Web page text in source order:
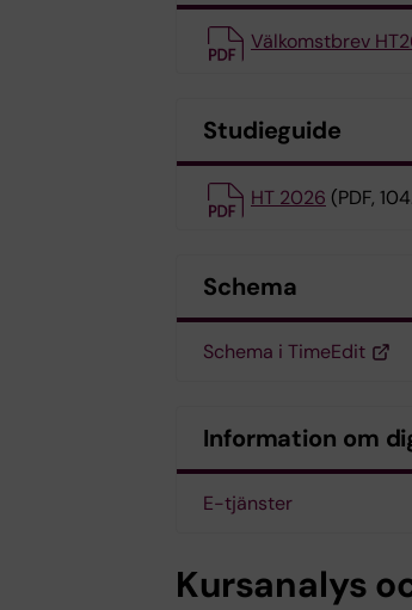
Välkomstbrev
Studieguide
HT 2026 (PDF,
Schema
Schema i TimeEdit
Information om
E-tjänster
Kursanalys